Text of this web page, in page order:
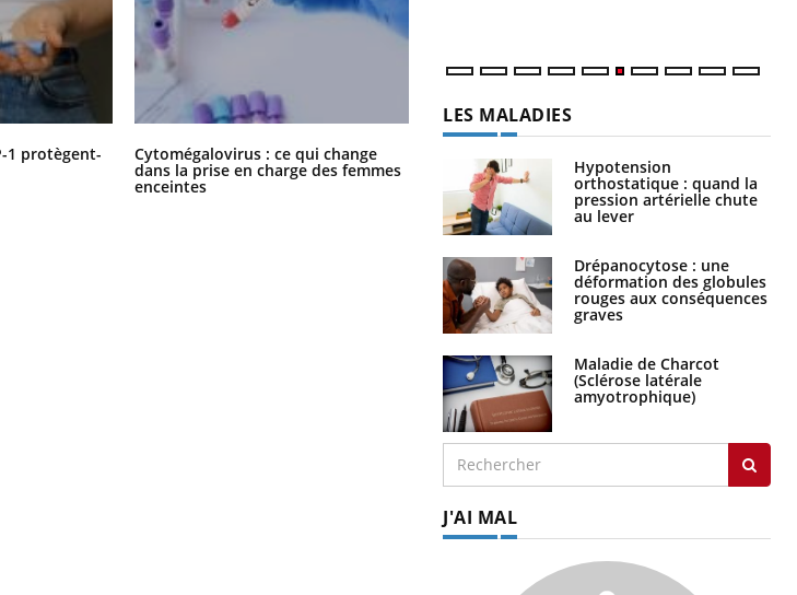
1 protègent- Cytomégalovirus : ce qui change
dans la prise en charge des femmes
enceintes
la nuit ?
LES MALADIES
Hypotension
orthostatique : quand la
pression artérielle chute
au lever
Drépanocytose : une
déformation des globules
rouges aux conséquences
graves
Maladie de Charcot
(Sclérose latérale
amyotrophique)
J'AI MAL